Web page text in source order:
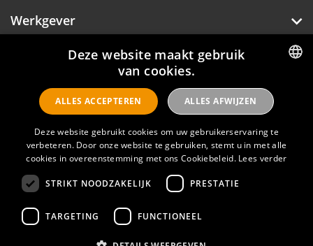
Werkgever
Over Hotelprofessionals
Hotelprofessionals
FAQ
Privacyverklaring
Contact
Gebruikersvoorwaarden
DUTCH
ENGLISH
Deze website maakt gebruik
van cookies.
Deze website gebruikt cookies om uw gebruikerservaring te
verbeteren. Door onze website te gebruiken, stemt u in met alle
cookies in overeenstemming met ons Cookiebeleid. Lees verder
STRIKT NOODZAKELIJK PRESTATIE
TARGETING FUNCTIONEEL
ALLES ACCEPTEREN ALLES AFWIJZEN